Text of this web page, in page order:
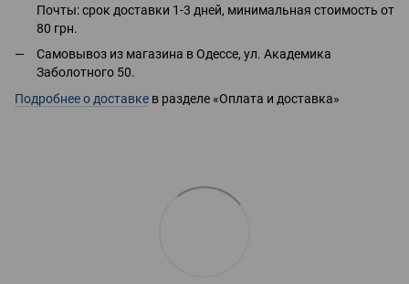
Почты: срок доставки 1-3 дней, минимальная стоимость от
80 грн.
Самовывоз из магазина в Одессе, ул. Академика
Заболотного 50.
Подробнее о доставке в разделе «Оплата и доставка»